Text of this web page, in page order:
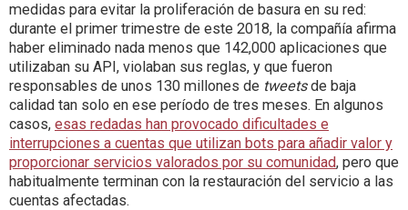
medidas para evitar la proliferación de basura en su red:
durante el primer trimestre de este 2018, la compañía afirma
haber eliminado nada menos que 142,000 aplicaciones que
utilizaban su API, violaban sus reglas, y que fueron
responsables de unos 130 millones de tweetsde baja
calidad tan solo en ese período de tres meses. En algunos
casos, esas redadas han provocado dificultades e
interrupciones a cuentas que utilizan bots para añadir valor y
proporcionar servicios valorados por su comunidad, pero que
habitualmente terminan con la restauración del servicio a las
cuentas afectadas.